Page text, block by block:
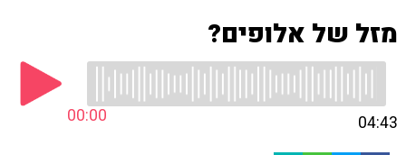
מזל של אלופים?
00:00 04:43